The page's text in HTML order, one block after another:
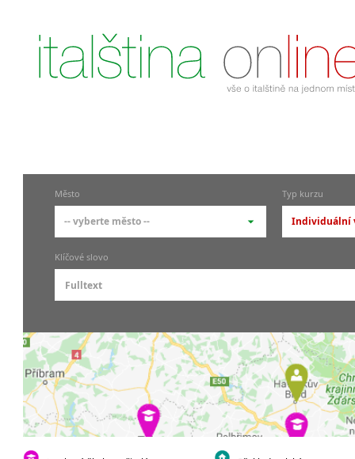
Město
-- vyberte město --
-- vyberte město --
Praha 4
Praha 5
Praha 7
Praha 9
Praha 10
krajská města
Typ kurzu
Individuální
Online
Výuka
Výuka
JŠ
Klíčové slovo